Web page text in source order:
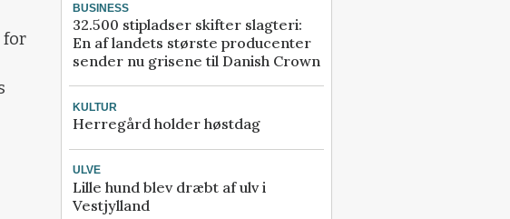
for
BUSINESS
32.500 stipladser skifter slagteri:
En af landets største producenter
sender nu grisene til Danish Crown
KULTUR
Herregård holder høstdag
ULVE
Lille hund blev dræbt af ulv i
Vestjylland